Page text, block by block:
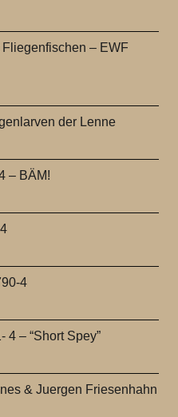
– EWF
der Lenne
– BÄM!
4
4 – “Short Spey”
& Juergen Friesenhahn